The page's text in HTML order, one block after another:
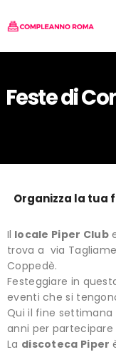
Feste di
Organizza la tua
Il locale Piper Club
trova a via
Coppedè.
Festeggiare in
eventi che si
Qui il fine settimana
anni per
La discoteca Piper